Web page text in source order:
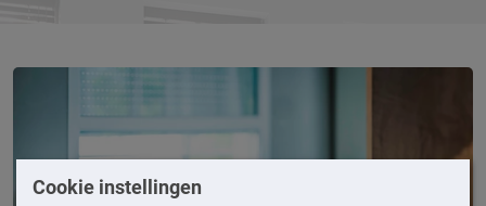
Cookie instellingen